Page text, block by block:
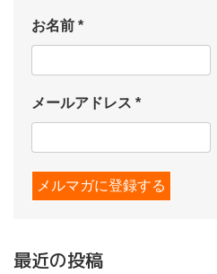
お名前 *
メールアドレス *
最近の投稿